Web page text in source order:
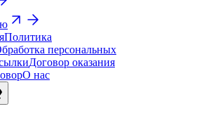
Политика
персональных
Договор оказания
О нас